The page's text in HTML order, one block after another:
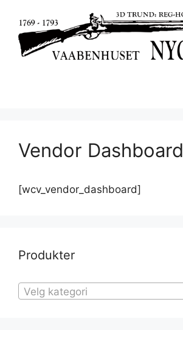
Vendor Dashboard
[wcv_vendor_dashboard]
Produkter
Velg kategori